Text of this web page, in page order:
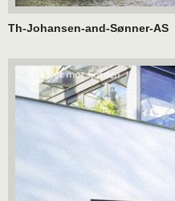
Th-Johansen-and-Sønner-AS